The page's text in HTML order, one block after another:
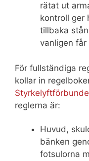
rätat ut
kontroll ger
tillbaka
vanligen får
För fullständiga
kollar in
reglerna är:
Huvud,
bänken
fotsulorna